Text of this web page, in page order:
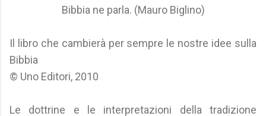
Bibbia ne parla. (Mauro Biglino)
Il libro che cambierà per sempre le nostre idee sulla
Bibbia
© Uno Editori, 2010
Le dottrine e le interpretazioni della tradizione